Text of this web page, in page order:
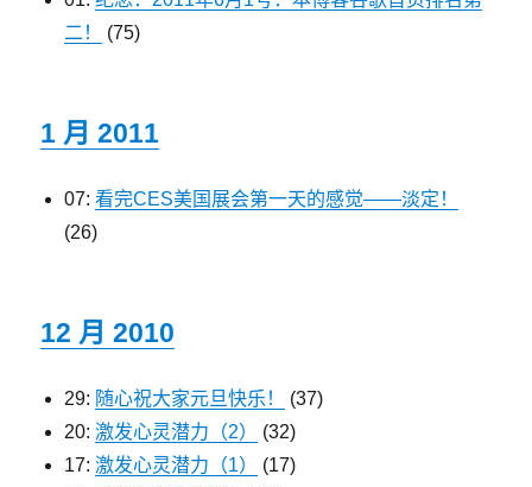
二！
(75)
1 月 2011
07: 看完CES美国展会第一天的感觉——淡定！
(26)
12 月 2010
29: 随心祝大家元旦快乐！
(37)
20: 激发心灵潜力（2）
(32)
17: 激发心灵潜力（1）
(17)